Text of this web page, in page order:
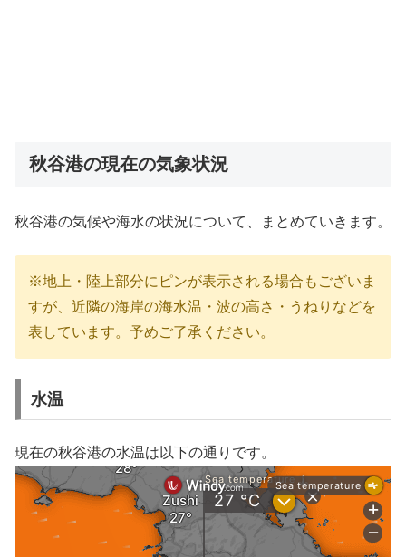
秋谷港の現在の気象状況
秋谷港の気候や海水の状況について、まとめていきます。
※地上・陸上部分にピンが表示される場合もございま
すが、近隣の海岸の海水温・波の高さ・うねりなどを
表しています。予めご了承ください。
水温
現在の秋谷港の水温は以下の通りです。